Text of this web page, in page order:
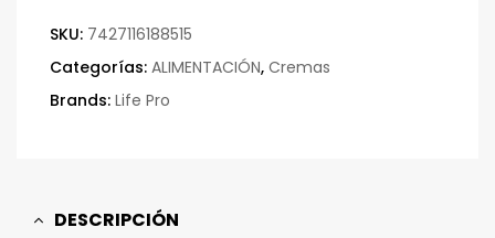
SKU: 7427116188515
Categorías: ALIMENTACIÓN, Cremas
Brands: Life Pro
DESCRIPCIÓN